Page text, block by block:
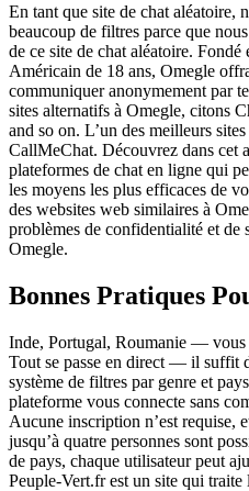
En tant que site de chat aléatoire,
beaucoup de filtres parce que
de ce site de chat aléatoire.
Américain de 18 ans, Omegle
communiquer anonymement par
sites alternatifs à Omegle, citons
and so on. L’un des meilleurs
CallMeChat. Découvrez dans cet
plateformes de chat en ligne qui
les moyens les plus efficaces de
des websites web similaires à
problèmes de confidentialité et de
Omegle.
Bonnes Pratiques
Inde, Portugal, Roumanie — vous
Tout se passe en direct — il suffit
système de filtres par genre et
plateforme vous connecte sans
Aucune inscription n’est requise,
jusqu’à quatre personnes sont
de pays, chaque utilisateur peut
Peuple-Vert.fr est un site qui traite